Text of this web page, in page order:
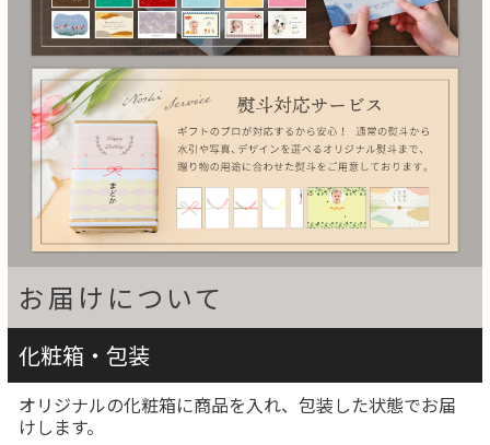
お届けについて
化粧箱・包装
オリジナルの化粧箱に商品を入れ、包装した状態でお届
けします。